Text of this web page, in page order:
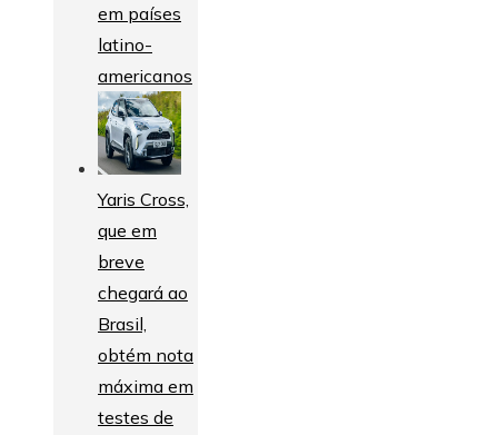
em países
latino-
americanos
Yaris Cross,
que em
breve
chegará ao
Brasil,
obtém nota
máxima em
testes de